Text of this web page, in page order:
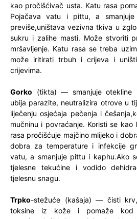
kao pročišćivač usta. Katu rasa
Pojačava vatu i pittu, a
previše,uništava vezivna tkiva u
sukru i zalihe masti. Može stvoriti
mršavljenje. Katu rasa se treba
može iritirati trbuh i crijeva i
crijevima.
Gorko (tikta) — smanjuje otekline
ubija parazite, neutralizira otrove u
liječenju osjećaja pečenja i
mučninu i povraćanje. Koristi se
rasa pročišćuje majčino mlijeko i
dobra za temperature i infekcije
vatu, a smanjuje pittu i kaphu.Ako
tjelesne tekućine i vodido
tjelesnu snagu.
Trpko-stežuće (kašaja) — čisti
toksine iz kože i pomaže kod